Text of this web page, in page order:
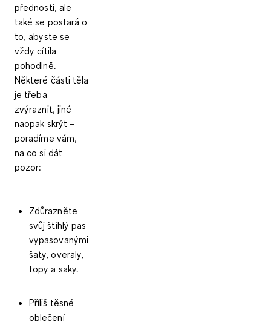
přednosti, ale
také se postará o
to, abyste se
vždy cítila
pohodlně.
Některé části těla
je třeba
zvýraznit, jiné
naopak skrýt –
poradíme vám,
na co si dát
pozor:
Zdůrazněte
svůj štíhlý pas
vypasovanými
šaty, overaly,
topy a saky.
Příliš těsné
oblečení